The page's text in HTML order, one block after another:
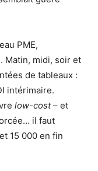
PME,
Matin, midi, soir et
de tableaux :
intérimaire.
low-cost– et
il faut
15 000 en fin